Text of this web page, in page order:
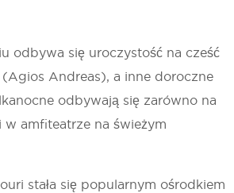
odbywa się uroczystość na cześć
Andreas), a inne doroczne
odbywają się zarówno na
w amfiteatrze na świeżym
stała się popularnym ośrodkiem